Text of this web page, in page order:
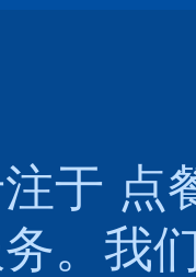
于 点
。我